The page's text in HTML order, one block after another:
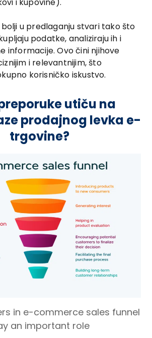
i kupovine).
u predlaganju stvari tako što
podatke, analiziraju ih i
informacije. Ovo čini njihove
i relevantnijim, što
korisničko iskustvo.
utiču na
prodajnog levka e-
trgovine?
in e-commerce sales funnel
an important role